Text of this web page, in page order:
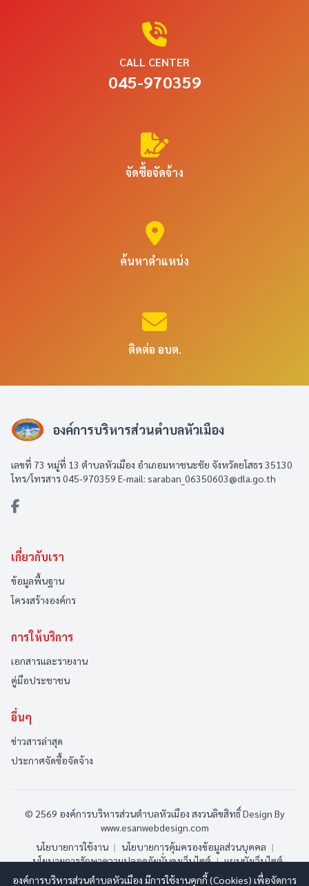
CALL CENTER
045-970359
จัดซื้อจัดจ้าง
ค้นหาตำแหน่ง
ติดต่อ อบต.
องค์การบริหารส่วนตำบลหัวเมือง
เลขที่ 73 หมู่ที่ 13 ตำบลหัวเมือง อำเภอมหาชนะชัย จังหวัดยโสธร 35130
โทร/โทรสาร 045-970359 E-mail: saraban_06350603@dla.go.th
เกี่ยวกับเรา
ข้อมูลพื้นฐาน
โครงสร้างองค์กร
การให้บริการ
เอกสารและรายงาน
คู่มือประชาชน
อื่นๆ
ข่าวสารล่าสุด
ประกาศจัดซื้อจัดจ้าง
© 2569 องค์การบริหารส่วนตำบลหัวเมือง สงวนลิขสิทธิ์Design By
www.esanwebdesign.com
นโยบายการใช้งาน | นโยบายการคุ้มครองข้อมูลส่วนบุคคล |
นโยบายการรักษาความปลอดภัยมั่นคงเว็บไซต์ | แผนผังเว็บไซต์
องค์การบริหารส่วนตำบลหัวเมือง มีการใช้งานคุกกี้ (Cookies) เพื่อจัดการ